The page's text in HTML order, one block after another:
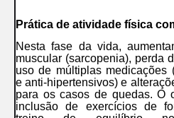
Prática de atividade física
Nesta fase da vida,
muscular (sarcopenia), perda
uso de múltiplas medicações
e anti-hipertensivos) e
para os casos de quedas. O
inclusão de exercícios de